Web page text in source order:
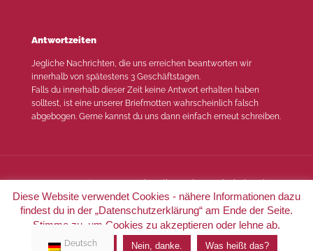
Antwortzeiten
Jegliche Nachrichten, die uns erreichen beantworten wir
innerhalb von spätestens 3 Geschäftstagen.
Falls du innerhalb dieser Zeit keine Antwort erhalten haben
solltest, ist eine unserer Briefmotten wahrscheinlich falsch
abgebogen. Gerne kannst du uns dann einfach erneut schreiben.
© 2022 Miss Motte Audio. Alle Rechte vorbehalten |
Impressum|Datenschutz
Diese Website verwendet Cookies - nähere Informationen dazu
findest du in der „Datenschutzerklärung“ am Ende der Seite.
Stimme zu, um Cookies zu akzeptieren oder lehne ab.
Ich stimme zu. Nein, danke. Was heißt das?
Deutsch